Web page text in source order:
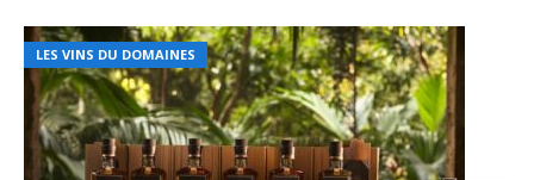
LES VINS DU DOMAINES